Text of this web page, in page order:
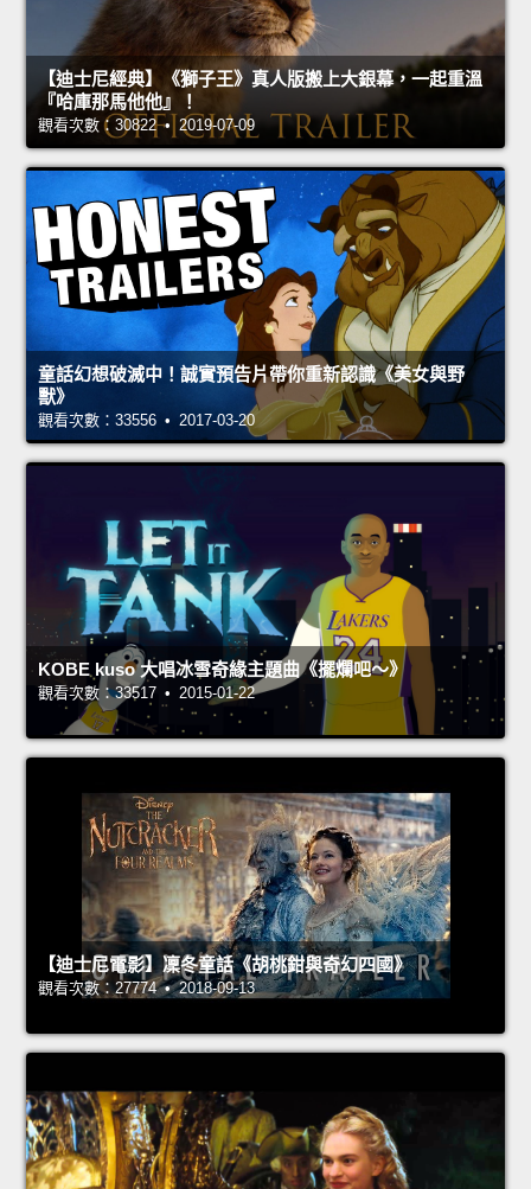
【迪士尼經典】《獅子王》真人版搬上大銀幕，一起重溫
『哈庫那馬他他』！
觀看次數：30822 • 2019-07-09
童話幻想破滅中！誠實預告片帶你重新認識《美女與野
獸》
觀看次數：33556 • 2017-03-20
KOBE kuso 大唱冰雪奇緣主題曲《擺爛吧～》
觀看次數：33517 • 2015-01-22
【迪士尼電影】凜冬童話《胡桃鉗與奇幻四國》
觀看次數：27774 • 2018-09-13